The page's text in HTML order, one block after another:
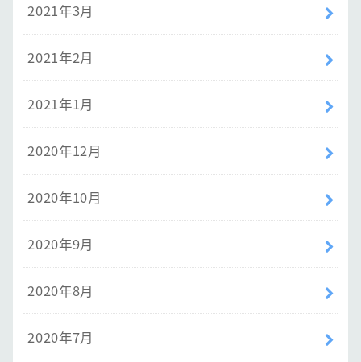
2021年3月
2021年2月
2021年1月
2020年12月
2020年10月
2020年9月
2020年8月
2020年7月